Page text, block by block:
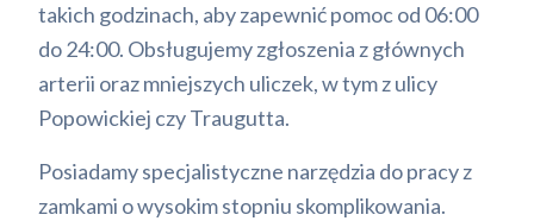
takich godzinach, aby zapewnić pomoc od 06:00
do 24:00. Obsługujemy zgłoszenia z głównych
arterii oraz mniejszych uliczek, w tym z ulicy
Popowickiej czy Traugutta.
Posiadamy specjalistyczne narzędzia do pracy z
zamkami o wysokim stopniu skomplikowania.